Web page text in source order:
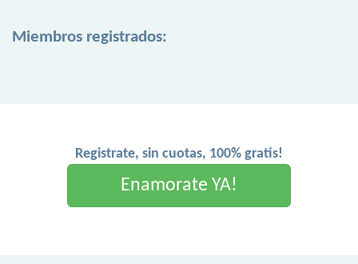
Miembros registrados:
Registrate, sin cuotas, 100% gratis!
Enamorate YA!